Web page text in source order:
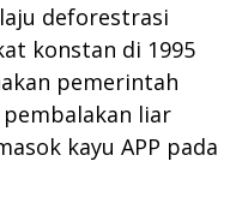
deforestrasi
konstan di 1995
pemerintah
liar
kayu APP pada